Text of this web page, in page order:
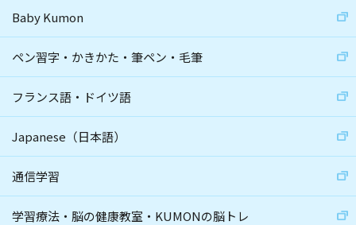
Baby Kumon
ペン習字・かきかた・筆ペン・毛筆
フランス語・ドイツ語
Japanese（日本語）
通信学習
学習療法・脳の健康教室・KUMONの脳トレ